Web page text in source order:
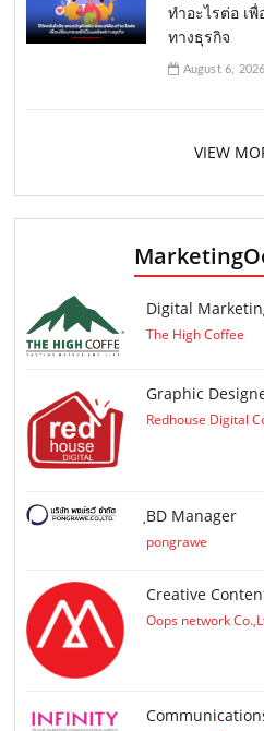
ทำอะไรต่อ เ
ทางธุรกิจ
August 6, 2026
VIEW
Digital
The High Coffee
Graphic
Redhouse Digital
ฺBD Manager
pongrawe
Creative
Oops network